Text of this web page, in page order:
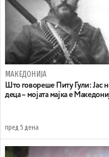
МАКЕДОНИЈА
Што говореше Питу Гули: Јас
деца – мојата мајка е
пред 5 дена